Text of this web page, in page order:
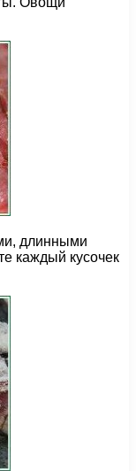
длинными
каждый кусочек